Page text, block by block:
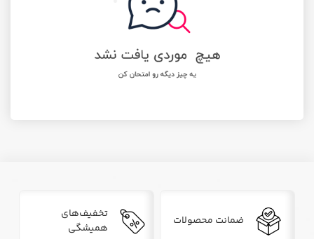
ضمانت محصولات
تخفیف‌های
همیشگی